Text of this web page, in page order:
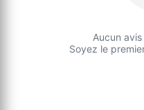
Aucun
Soyez le